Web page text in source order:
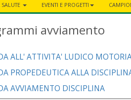
EVENTI E PROGETTI
avviamento
ALL' ATTIVITA' LUDICO
PROPEDEUTICA ALLA
AVVIAMENTO DISCIPLINA